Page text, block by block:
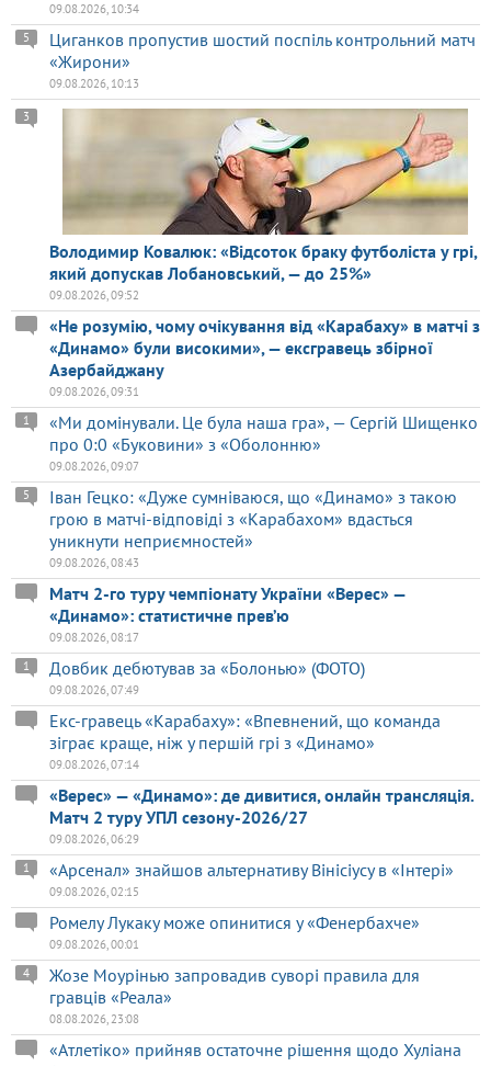
09.08.2026, 10:34
Циганков пропустив шостий поспіль контрольний матч
«Жирони»
5
09.08.2026, 10:13
Володимир Ковалюк: «Відсоток браку футболіста у грі,
який допускав Лобановський, — до 25%»
3
09.08.2026, 09:52
«Не розумію, чому очікування від «Карабаху» в матчі з
«Динамо» були високими», — ексгравець збірної
Азербайджану
09.08.2026, 09:31
«Ми домінували. Це була наша гра», — Сергій Шищенко
про 0:0 «Буковини» з «Оболонню»
1
09.08.2026, 09:07
Іван Гецко: «Дуже сумніваюся, що «Динамо» з такою
грою в матчі-відповіді з «Карабахом» вдасться
уникнути неприємностей»
5
09.08.2026, 08:43
Матч 2-го туру чемпіонату України «Верес» —
«Динамо»: статистичне прев’ю
09.08.2026, 08:17
Довбик дебютував за «Болонью» (ФОТО)
1
09.08.2026, 07:49
Екс-гравець «Карабаху»: «Впевнений, що команда
зіграє краще, ніж у першій грі з «Динамо»
09.08.2026, 07:14
«Верес» — «Динамо»: де дивитися, онлайн трансляція.
Матч 2 туру УПЛ сезону-2026/27
09.08.2026, 06:29
«Арсенал» знайшов альтернативу Вінісіусу в «Інтері»
1
09.08.2026, 02:15
Ромелу Лукаку може опинитися у «Фенербахче»
09.08.2026, 00:01
Жозе Моурінью запровадив суворі правила для
гравців «Реала»
4
08.08.2026, 23:08
«Атлетіко» прийняв остаточне рішення щодо Хуліана